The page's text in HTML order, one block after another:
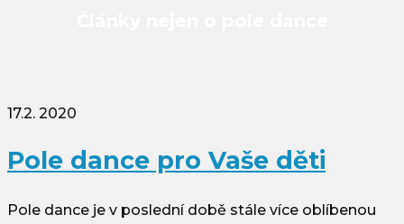
17.2. 2020
Pole dance pro Vaše děti
Pole dance je v poslední době stále více oblíbenou